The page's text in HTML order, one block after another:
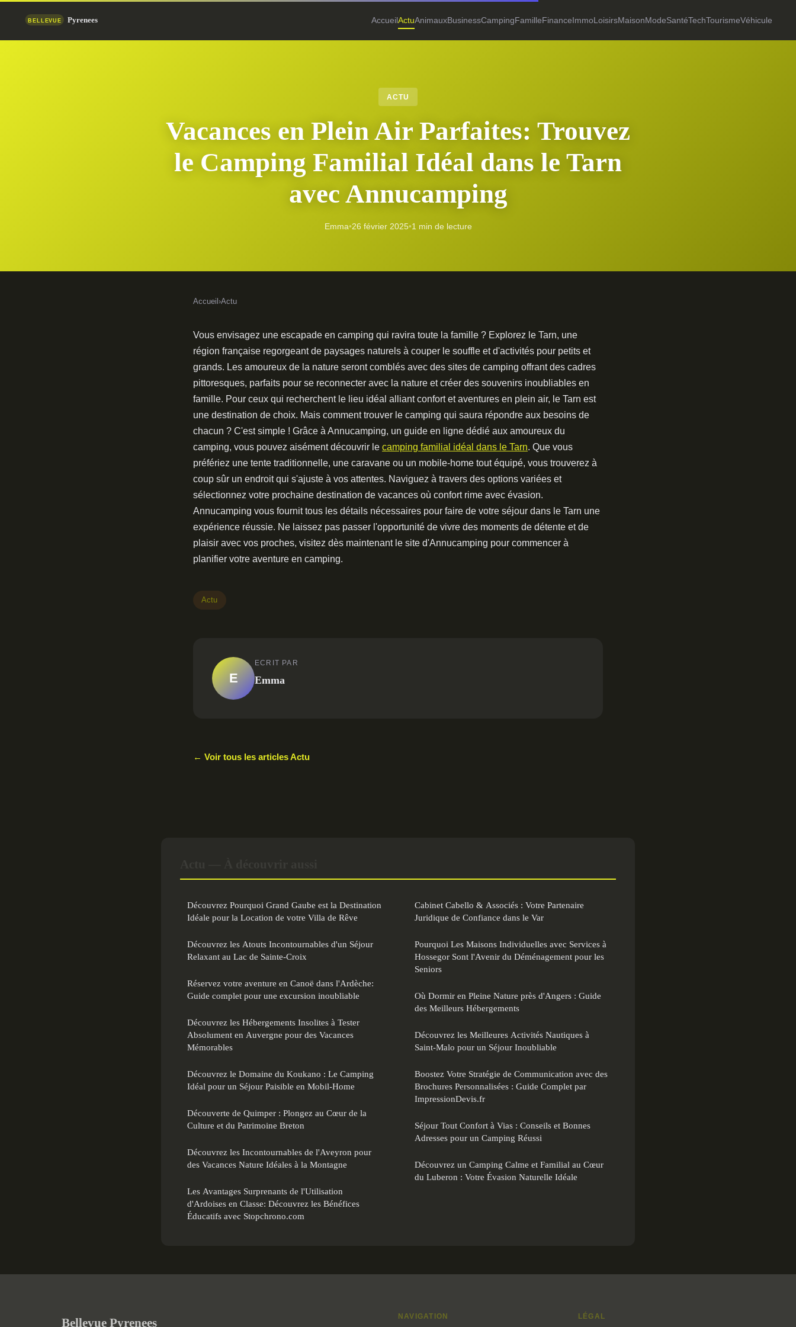
AccueilActuAnimauxBusinessCampingFamilleFinanceImmoLoisirsMaisonModeSantéTechTourismeVéhicule
ACTU
Vacances en Plein Air Parfaites: Trouvez
le Camping Familial Idéal dans le Tarn
avec Annucamping
Emma•26 février 2025•1 min de lecture
Accueil ›Actu
Vous envisagez une escapade en camping qui ravira toute la famille ? Explorez le Tarn, une
région française regorgeant de paysages naturels à couper le souffle et d'activités pour petits et
grands. Les amoureux de la nature seront comblés avec des sites de camping offrant des cadres
pittoresques, parfaits pour se reconnecter avec la nature et créer des souvenirs inoubliables en
famille. Pour ceux qui recherchent le lieu idéal alliant confort et aventures en plein air, le Tarn est
une destination de choix. Mais comment trouver le camping qui saura répondre aux besoins de
chacun ? C'est simple ! Grâce à Annucamping, un guide en ligne dédié aux amoureux du
camping, vous pouvez aisément découvrir le camping familial idéal dans le Tarn. Que vous
préfériez une tente traditionnelle, une caravane ou un mobile-home tout équipé, vous trouverez à
coup sûr un endroit qui s'ajuste à vos attentes. Naviguez à travers des options variées et
sélectionnez votre prochaine destination de vacances où confort rime avec évasion.
Annucamping vous fournit tous les détails nécessaires pour faire de votre séjour dans le Tarn une
expérience réussie. Ne laissez pas passer l'opportunité de vivre des moments de détente et de
plaisir avec vos proches, visitez dès maintenant le site d'Annucamping pour commencer à
planifier votre aventure en camping.
Actu
E
ECRIT PAR
Emma
← Voir tous les articles Actu
Découvrez Pourquoi Grand Gaube est la Destination
Idéale pour la Location de votre Villa de Rêve
Découvrez les Atouts Incontournables d'un Séjour
Relaxant au Lac de Sainte-Croix
Réservez votre aventure en Canoë dans l'Ardèche:
Guide complet pour une excursion inoubliable
Découvrez les Hébergements Insolites à Tester
Absolument en Auvergne pour des Vacances
Mémorables
Découvrez le Domaine du Koukano : Le Camping
Idéal pour un Séjour Paisible en Mobil-Home
Découverte de Quimper : Plongez au Cœur de la
Culture et du Patrimoine Breton
Découvrez les Incontournables de l'Aveyron pour
des Vacances Nature Idéales à la Montagne
Les Avantages Surprenants de l'Utilisation
d'Ardoises en Classe: Découvrez les Bénéfices
Éducatifs avec Stopchrono.com
Cabinet Cabello & Associés : Votre Partenaire
Juridique de Confiance dans le Var
Pourquoi Les Maisons Individuelles avec Services à
Hossegor Sont l'Avenir du Déménagement pour les
Seniors
Où Dormir en Pleine Nature près d'Angers : Guide
des Meilleurs Hébergements
Découvrez les Meilleures Activités Nautiques à
Saint-Malo pour un Séjour Inoubliable
Boostez Votre Stratégie de Communication avec des
Brochures Personnalisées : Guide Complet par
ImpressionDevis.fr
Séjour Tout Confort à Vias : Conseils et Bonnes
Adresses pour un Camping Réussi
Découvrez un Camping Calme et Familial au Cœur
du Luberon : Votre Évasion Naturelle Idéale
Bellevue Pyrenees NAVIGATION LÉGAL